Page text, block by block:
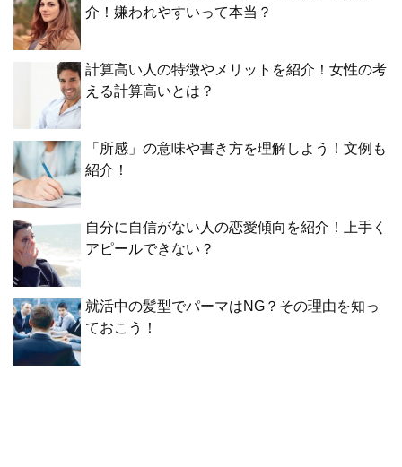
介！嫌われやすいって本当？
計算高い人の特徴やメリットを紹介！女性の考
える計算高いとは？
「所感」の意味や書き方を理解しよう！文例も
紹介！
自分に自信がない人の恋愛傾向を紹介！上手く
アピールできない？
就活中の髪型でパーマはNG？その理由を知っ
ておこう！